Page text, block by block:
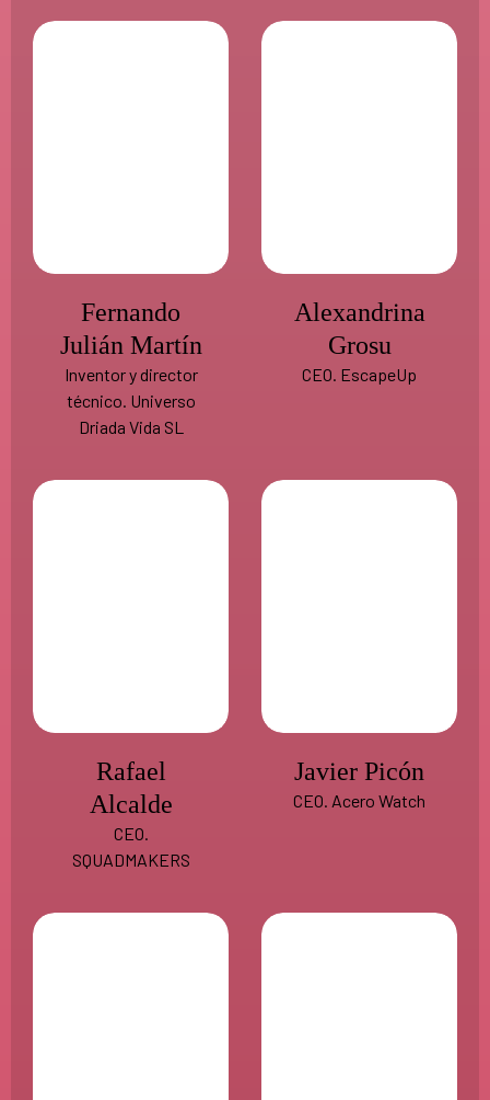
Fernando
Julián Martín
Inventor y director
técnico. Universo
Driada Vida SL
Alexandrina
Grosu
CEO. EscapeUp
Rafael
Alcalde
CEO.
SQUADMAKERS
Javier Picón
CEO. Acero Watch